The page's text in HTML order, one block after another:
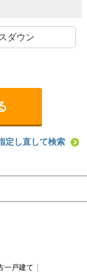
ダウン
定し直して検索
一戸建て